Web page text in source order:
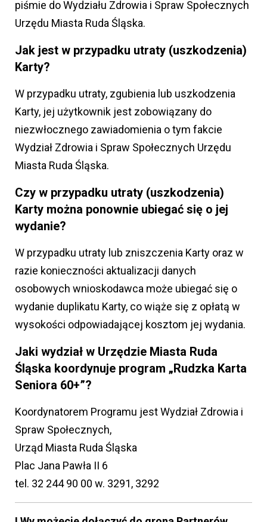
piśmie do Wydziału Zdrowia i Spraw Społecznych
Urzędu Miasta Ruda Śląska.
Jak jest w przypadku utraty (uszkodzenia)
Karty?
W przypadku utraty, zgubienia lub uszkodzenia
Karty, jej użytkownik jest zobowiązany do
niezwłocznego zawiadomienia o tym fakcie
Wydział Zdrowia i Spraw Społecznych Urzędu
Miasta Ruda Śląska.
Czy w przypadku utraty (uszkodzenia)
Karty można ponownie ubiegać się o jej
wydanie?
W przypadku utraty lub zniszczenia Karty oraz w
razie konieczności aktualizacji danych
osobowych wnioskodawca może ubiegać się o
wydanie duplikatu Karty, co wiąże się z opłatą w
wysokości odpowiadającej kosztom jej wydania.
Jaki wydział w Urzędzie Miasta Ruda
Śląska koordynuje program „Rudzka Karta
Seniora 60+”?
Koordynatorem Programu jest Wydział Zdrowia i
Spraw Społecznych,
Urząd Miasta Ruda Śląska
Plac Jana Pawła II 6
tel. 32 244 90 00 w. 3291, 3292